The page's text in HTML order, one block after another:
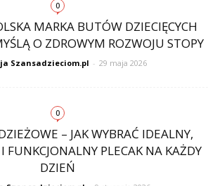
0
MARKA BUTÓW DZIECIĘCYCH
O ZDROWYM ROZWOJU STOPY
Szansadzieciom.pl - 29 maja 2026
0
– JAK WYBRAĆ IDEALNY,
FUNKCJONALNY PLECAK NA KAŻDY
DZIEŃ